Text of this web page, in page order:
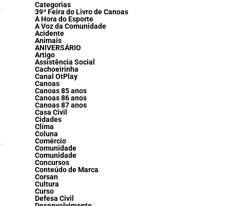
Categorias
39ª Feira do Livro de Canoas
A Hora do Esporte
A Voz da Comunidade
Acidente
Animais
ANIVERSÁRIO
Artigo
Assistência Social
Cachoeirinha
Canal OtPlay
Canoas
Canoas 85 anos
Canoas 86 anos
Canoas 87 anos
Casa Civil
Cidades
Clima
Coluna
Comércio
Comunidade
Comunidade
Concursos
Conteúdo de Marca
Corsan
Cultura
Curso
Defesa Civil